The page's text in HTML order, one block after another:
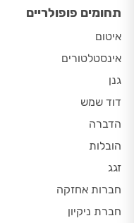
תחומים פופולריים
איטום
אינסטלטורים
גנן
דוד שמש
הדברה
הובלות
זגג
חברות אחזקה
חברת ניקיון